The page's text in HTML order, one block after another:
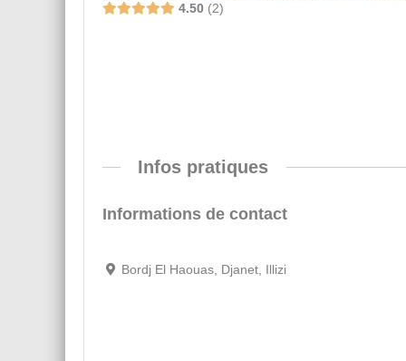
4.50 2
Infos pratiques
Informations de contact
Bordj El Haouas, Djanet, Illizi